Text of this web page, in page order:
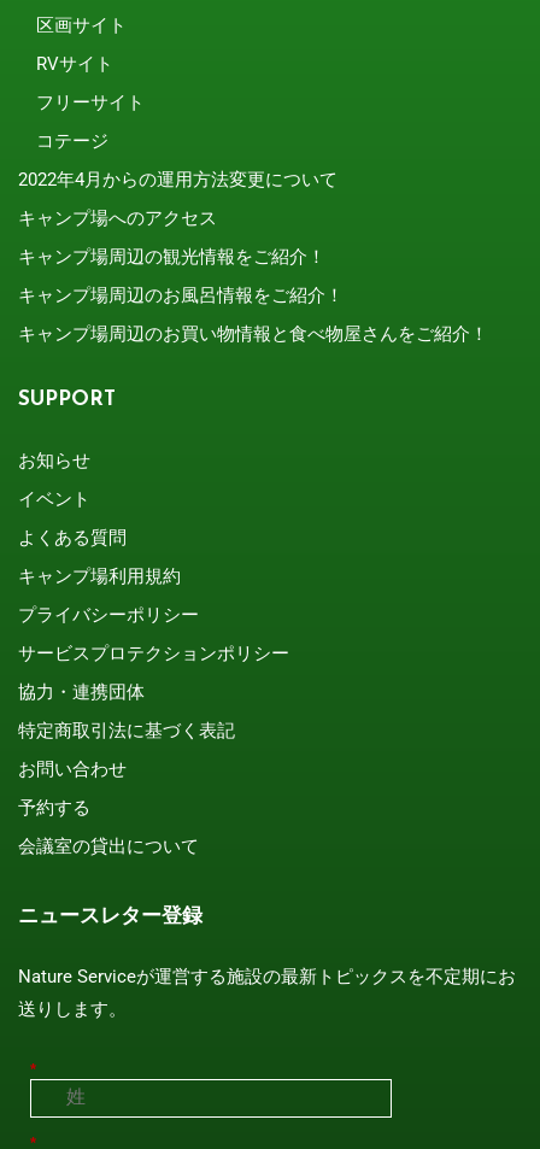
区画サイト
RVサイト
フリーサイト
コテージ
2022年4月からの運用方法変更について
キャンプ場へのアクセス
キャンプ場周辺の観光情報をご紹介！
キャンプ場周辺のお風呂情報をご紹介！
キャンプ場周辺のお買い物情報と食べ物屋さんをご紹介！
SUPPORT
お知らせ
イベント
よくある質問
キャンプ場利用規約
プライバシーポリシー
サービスプロテクションポリシー
協力・連携団体
特定商取引法に基づく表記
お問い合わせ
予約する
会議室の貸出について
ニュースレター登録
Nature Serviceが運営する施設の最新トピックスを不定期にお
送りします。
*
*